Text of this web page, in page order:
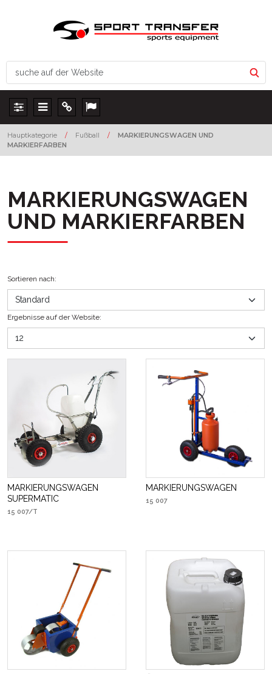
Panel Menu Info Lang
Hauptkategorie / Fußball /
MARKIERUNGSWAGEN UND
MARKIERFARBEN
MARKIERUNGSWAGEN
UND MARKIERFARBEN
Sortieren nach:
Ergebnisse auf der Website:
MARKIERUNGSWAGEN
SUPERMATIC
15 007/T
MARKIERUNGSWAGEN
15 007